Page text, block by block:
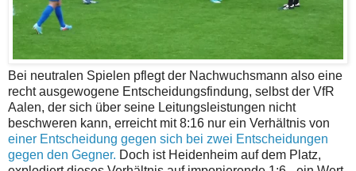
Bei neutralen Spielen pflegt der Nachwuchsmann also eine
recht ausgewogene Entscheidungsfindung, selbst der VfR
Aalen, der sich über seine Leitungsleistungen nicht
beschweren kann, erreicht mit 8:16 nur ein Verhältnis von
einer Entscheidung gegen sich bei zwei Entscheidungen
gegen den Gegner. Doch ist Heidenheim auf dem Platz,